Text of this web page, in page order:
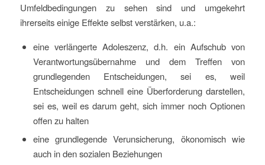
Umfeldbedingungen zu sehen sind und umgekehrt
ihrerseits einige Effekte selbst verstärken, u.a.:
eine verlängerte Adoleszenz, d.h. ein Aufschub von
Verantwortungsübernahme und dem Treffen von
grundlegenden Entscheidungen, sei es, weil
Entscheidungen schnell eine Überforderung darstellen,
sei es, weil es darum geht, sich immer noch Optionen
offen zu halten
eine grundlegende Verunsicherung, ökonomisch wie
auch in den sozialen Beziehungen